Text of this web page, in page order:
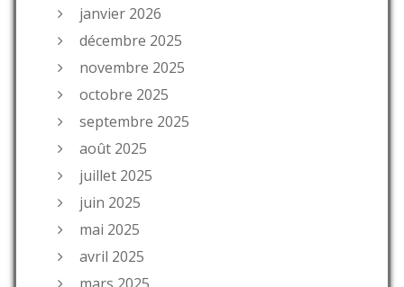
janvier 2026
décembre 2025
novembre 2025
octobre 2025
septembre 2025
août 2025
juillet 2025
juin 2025
mai 2025
avril 2025